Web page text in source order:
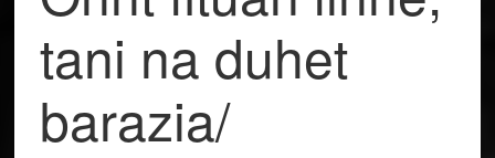
tani na duhet
barazia/